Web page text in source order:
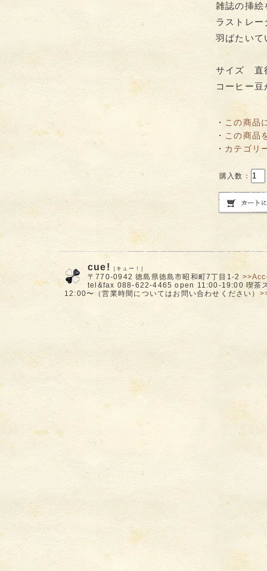
雑誌の挿絵
ラストレ
羽ばたいて
サイズ 直
コーヒー
・ この商品
・ この商品
・ カテゴリ
購入数：
cue! ［キュー！］
〒770-0942 徳島県徳島市昭和町7丁目1-2
tel&fax 088-622-4465 open 11:00-19:00 喫茶
12:00〜（営業時間についてはお問い合わせください）